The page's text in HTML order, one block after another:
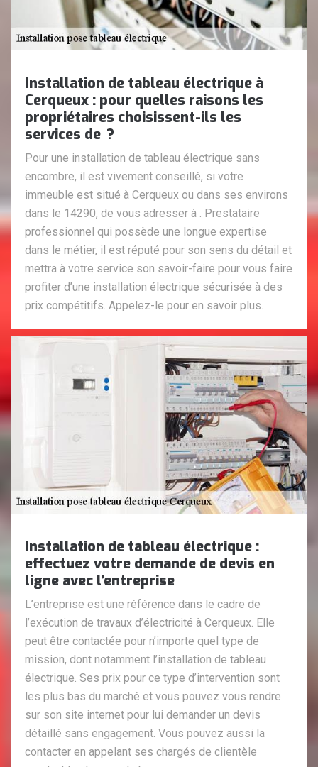
Installation de tableau électrique à
Cerqueux : pour quelles raisons les
propriétaires choisissent-ils les
services de ?
Pour une installation de tableau électrique sans
encombre, il est vivement conseillé, si votre
immeuble est situé à Cerqueux ou dans ses environs
dans le 14290, de vous adresser à . Prestataire
professionnel qui possède une longue expertise
dans le métier, il est réputé pour son sens du détail et
mettra à votre service son savoir-faire pour vous faire
profiter d’une installation électrique sécurisée à des
prix compétitifs. Appelez-le pour en savoir plus.
Installation de tableau électrique :
effectuez votre demande de devis en
ligne avec l’entreprise
L’entreprise est une référence dans le cadre de
l’exécution de travaux d’électricité à Cerqueux. Elle
peut être contactée pour n’importe quel type de
mission, dont notamment l’installation de tableau
électrique. Ses prix pour ce type d’intervention sont
les plus bas du marché et vous pouvez vous rendre
sur son site internet pour lui demander un devis
détaillé sans engagement. Vous pouvez aussi la
contacter en appelant ses chargés de clientèle